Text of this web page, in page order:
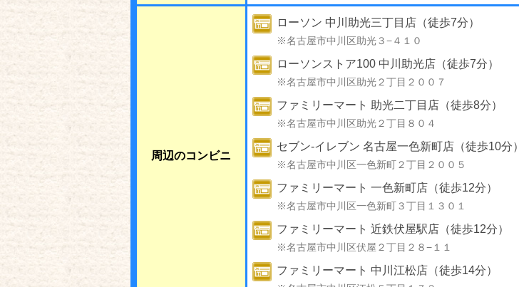
周辺のコンビニ
ローソン 中川助光三丁目店（徒歩7分）
※名古屋市中川区助光３−４１０
ローソンストア100 中川助光店（徒歩7分）
※名古屋市中川区助光２丁目２００７
ファミリーマート 助光二丁目店（徒歩8分）
※名古屋市中川区助光２丁目８０４
セブン-イレブン 名古屋一色新町店（徒歩10分）
※名古屋市中川区一色新町２丁目２００５
ファミリーマート 一色新町店（徒歩12分）
※名古屋市中川区一色新町３丁目１３０１
ファミリーマート 近鉄伏屋駅店（徒歩12分）
※名古屋市中川区伏屋２丁目２８−１１
ファミリーマート 中川江松店（徒歩14分）